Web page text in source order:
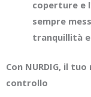
coperture e
sempre
tranquillità
Con NURDIG, il
controllo